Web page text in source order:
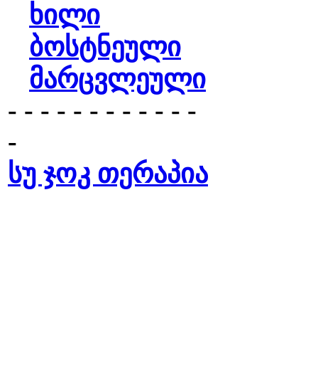
ხილი
ბოსტნეული
მარცვლეული
- - - - - - - - - - - -
-
სუ ჯოკ თერაპია